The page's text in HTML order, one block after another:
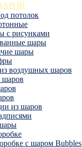
потолок
с рисунками
шары
шары
воздушных шаров
шаров
из шаров
с шаром Bubbles